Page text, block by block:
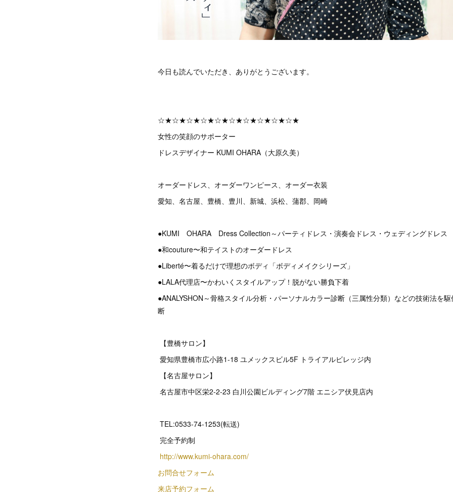
今日も読んでいただき、ありがとうございます。
☆★☆★☆★☆★☆★☆★☆★☆★☆★☆★
女性の笑顔のサポーター
ドレスデザイナー KUMI OHARA（大原久美）
オーダードレス、オーダーワンピース、オーダー衣装
愛知、名古屋、豊橋、豊川、新城、浜松、蒲郡、岡崎
●KUMI OHARA Dress Collection～パーティドレス・演奏会ドレス・ウェディングドレス
●和couture〜和テイストのオーダードレス
●Liberté〜着るだけで理想のボディ「ボディメイクシリーズ」
●LALA代理店〜かわいくスタイルアップ！脱がない勝負下着
●ANALYSHON～骨格スタイル分析・パーソナルカラー診断（三属性分類）などの技術法を
断
【豊橋サロン】
愛知県豊橋市広小路1-18 ユメックスビル5F トライアルビレッジ内
【名古屋サロン】
名古屋市中区栄2‐2‐23 白川公園ビルディング7階 エニシア伏見店内
TEL:0533-74-1253(転送)
完全予約制
http://www.kumi-ohara.com/
お問合せフォーム
来店予約フォーム